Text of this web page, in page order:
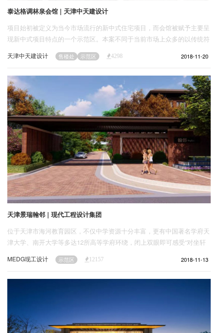
泰达格调林泉会馆 | 天津中天建设计
项目始初被定义为当今市场流行的新中式住宅项目，而会馆被赋予主要呈
现新中式项目特点的一个示范区。本案不同于当前市场上众多的以传统符
号叠加传统空间秩序形成的新中式作品，建筑师以项目场所本身特质出
发，探索用当代的材料和形式构成表达传统的意境。本案重视的是从传统
式的当代性特征。
天津中天建设计 售楼处 示范区 4298 2018-11-20
天津景瑞翰邻 | 现代工程设计集团
位于天津市海河教育园区，不仅中学资源十分丰富，更有中国著名学府天
津大学、南开大学等多达12所高等学府环绕，闭上双眼即可感受“对坐轩
窗读书乐,怎忍花前不醉归”。
MEDG现工设计 示范区 12157 2018-11-13